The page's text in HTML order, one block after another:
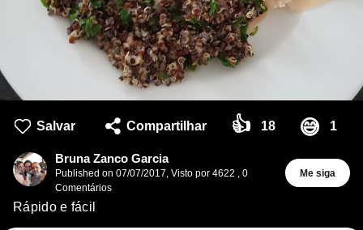
Salvar Compartilhar 👍 18 😅 1
Bruna Zanco Garcia
Published on 07/07/2017 Visto por 4622
0
Comentários
Me siga
Rápido e fácil